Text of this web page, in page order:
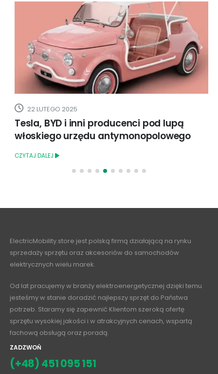
22 LUTEGO 2025
Tesla, BYD i inni producenci pod lupą
włoskiego urzędu antymonopolowego
CZYTAJ DALEJ
ElectricMobility.store jest polską firmą działającą na rynku
sprzedaży sprzętu oraz akcesoriów do samochodów
elektrycznych wielu marek.
Od lat pracujemy w branży elektroenergetycznej dzięki temu
jesteśmy w stanie doradzić najlepszy sprzęt do Państwa
potrzeb. Staramy się zapewnić Klientom szeroką ofertę
sprzętu wysokiej jakości i w atrakcyjnych cenach, wspartą
fachową obsługą oraz poradą.
ZADZWOŃ
(+48) 451 095 151